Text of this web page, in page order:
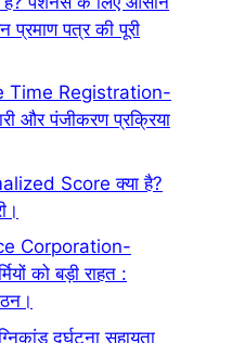
प्रमाण पत्र की पूरी
Time Registration-
और पंजीकरण प्रक्रिया
Score क्या है?
Corporation-
को बड़ी राहत :
दुर्घटना सहायता